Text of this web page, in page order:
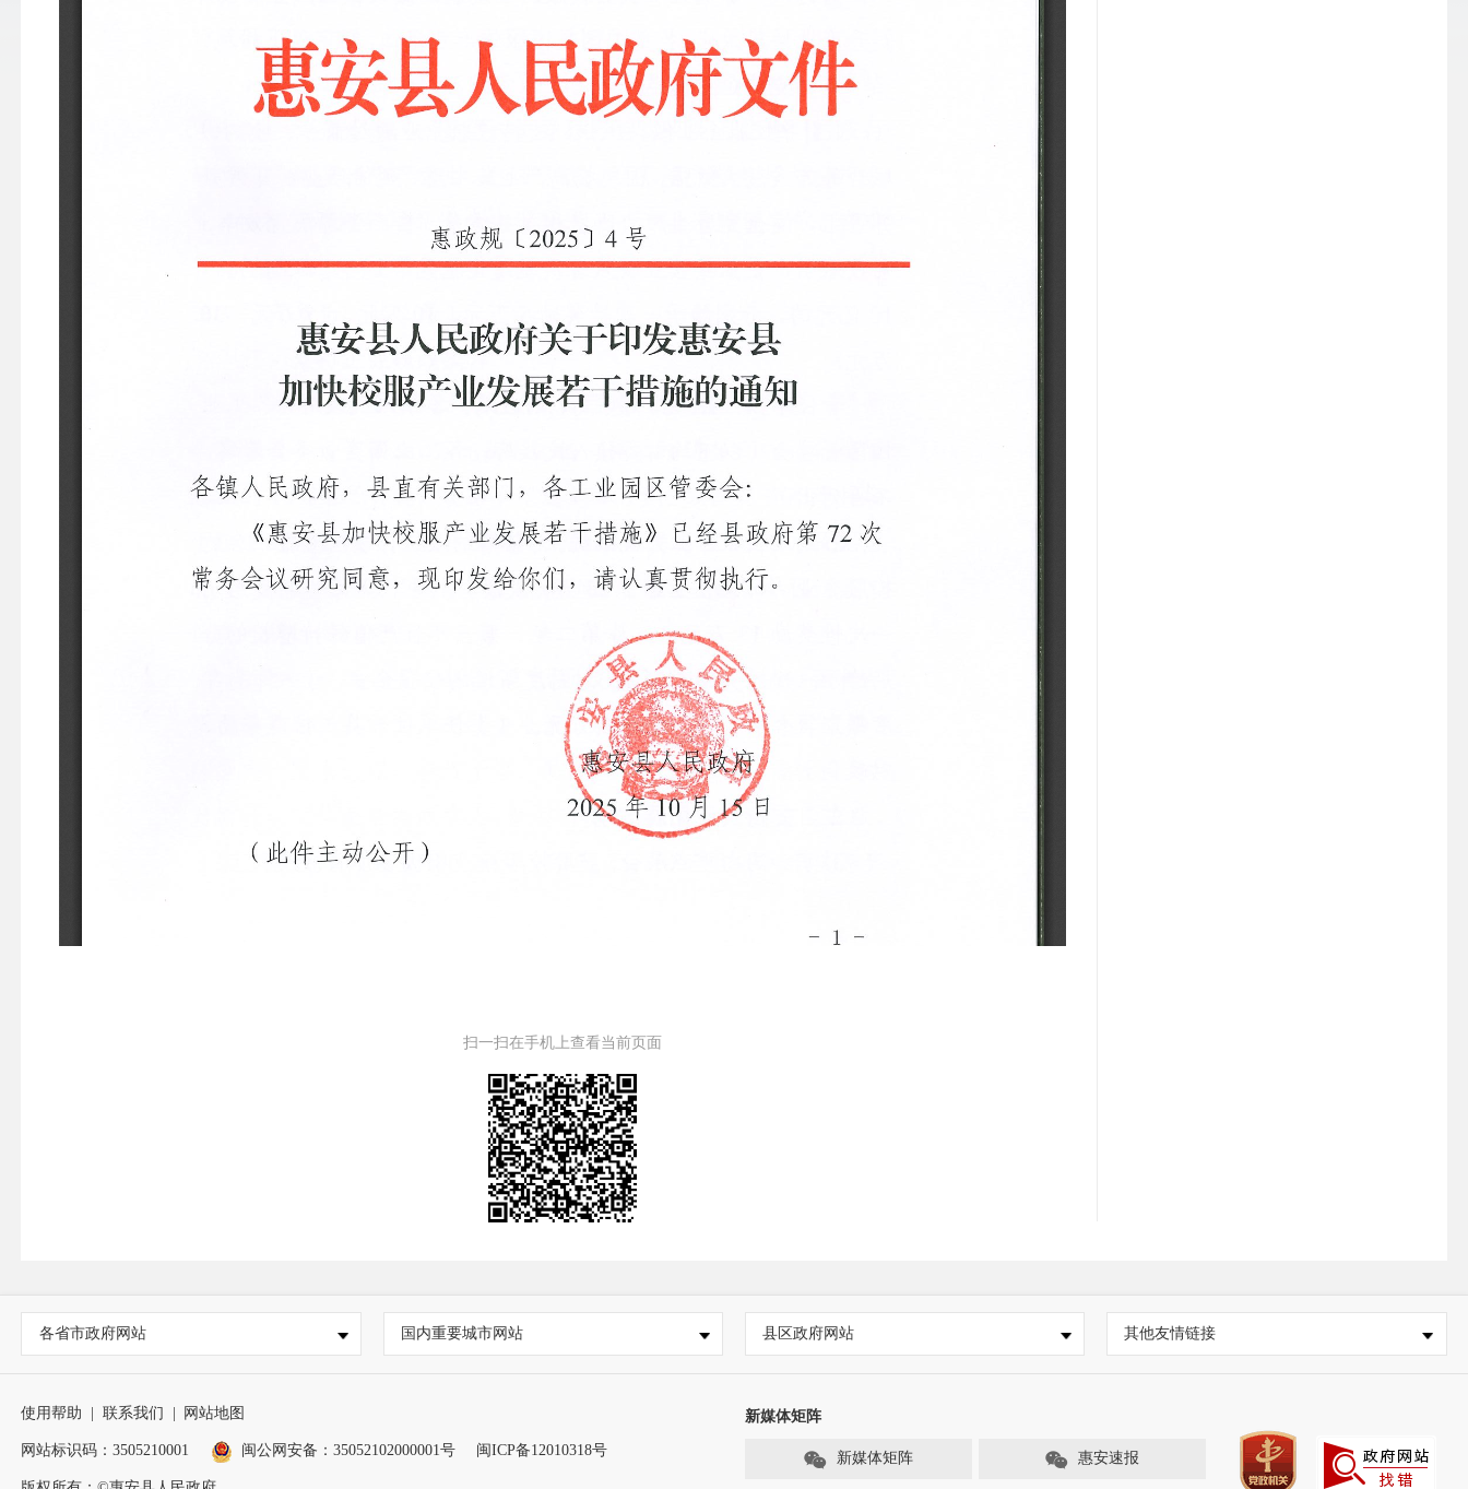
扫一扫在手机上查看当前页面
各省市政府网站 国内重要城市网站 县区政府网站 其他友情链接
使用帮助 联系我们 网站地图
网站标识码：3505210001 闽公网安备：35052102000001号 闽ICP备12010318号
新媒体矩阵
新媒体矩阵 惠安速报